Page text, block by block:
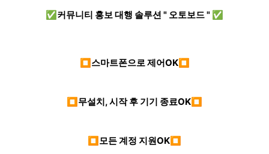
✅커뮤니티 홍보 대행 솔루션 " 오토보드 " ✅
⏹스마트폰으로 제어OK⏹
⏹무설치, 시작 후 기기 종료OK⏹
⏹모든 계정 지원OK⏹